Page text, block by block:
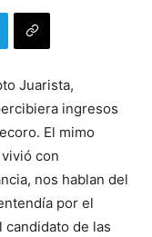
Juarista,
ingresos
El mimo
con
nos hablan del
por el
de las